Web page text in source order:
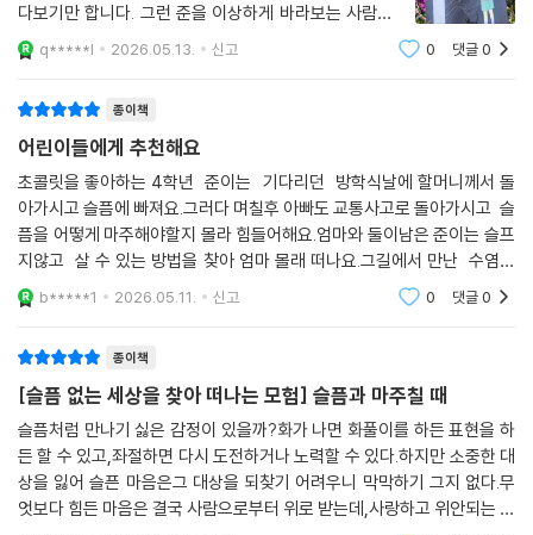
다보기만 합니다. 그런 준을 이상하게 바라보는 사람들...
불안과 슬픔으로 어둠 속에 갇혀 있던준은 '슬프지 않고
살 수 있는 방법'을찾아 길을 떠납니다.떠돌이 고양이와
q*****l 2026.05.13. 신고 0 댓글0
종이책
어린이들에게 추천해요
초콜릿을 좋아하는 4학년 준이는 기다리던 방학식날에 할머니께서 돌
아가시고 슬픔에 빠져요.그러다 며칠후 아빠도 교통사고로 돌아가시고 슬
픔을 어떻게 마주해야할지 몰라 힘들어해요.엄마와 둘이남은 준이는 슬프
지않고 살 수 있는 방법을 찾아 엄마 몰래 떠나요.그길에서 만난 수염난
아저씨와 껌을 연구하는 아주머니. 과자를 파는 아저씨. 길냥이..그들에게
서 찾아낸 방법은
b*****1 2026.05.11. 신고 0 댓글0
종이책
[슬픔 없는 세상을 찾아 떠나는 모험] 슬픔과 마주칠 때
슬픔처럼 만나기 싫은 감정이 있을까?화가 나면 화풀이를 하든 표현을 하
든 할 수 있고,좌절하면 다시 도전하거나 노력할 수 있다.하지만 소중한 대
상을 잃어 슬픈 마음은그 대상을 되찾기 어려우니 막막하기 그지 없다.무
엇보다 힘든 마음은 결국 사람으로부터 위로 받는데,사랑하고 위안되는 사